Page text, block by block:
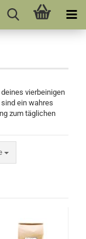
vierbeinigen
ein wahres
zum täglichen